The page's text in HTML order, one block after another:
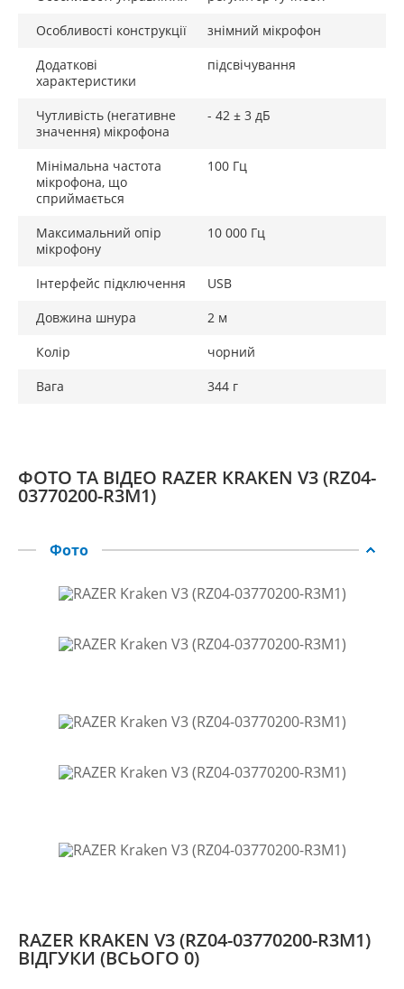
отримаєте ще більше занурення, оскільки він
динамічно реагує на більш ніж 150 інтегрованих
ігор. Утримуйте кнопку регулятора Razer
HyperSense для зручного перемикання світлових
ефектів Razer Chroma RGB.
Особливості конструкції
знімний мікрофон
Додаткові
характеристики
підсвічування
Чутливість (негативне
значення) мікрофона
- 42 ± 3 дБ
Мінімальна частота
мікрофона, що
сприймається
100 Гц
Максимальний опір
мікрофону
10 000 Гц
Інтерфейс підключення
USB
Довжина шнура
2 м
Колір
чорний
Вага
344 г
ФОТО ТА ВІДЕО RAZER KRAKEN V3 (RZ04-
03770200-R3M1)
Фото
RAZER KRAKEN V3 (RZ04-03770200-R3M1)
ВІДГУКИ (ВСЬОГО 0)